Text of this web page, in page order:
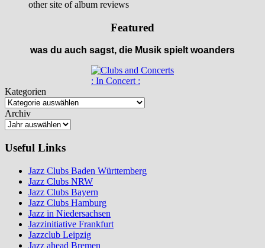
other site of album reviews
Featured
was du auch sagst, die Musik spielt woanders
: In Concert :
Kategorien
Archiv
Useful Links
Jazz Clubs Baden Württemberg
Jazz Clubs NRW
Jazz Clubs Bayern
Jazz Clubs Hamburg
Jazz in Niedersachsen
Jazzinitiative Frankfurt
Jazzclub Leipzig
Jazz ahead Bremen